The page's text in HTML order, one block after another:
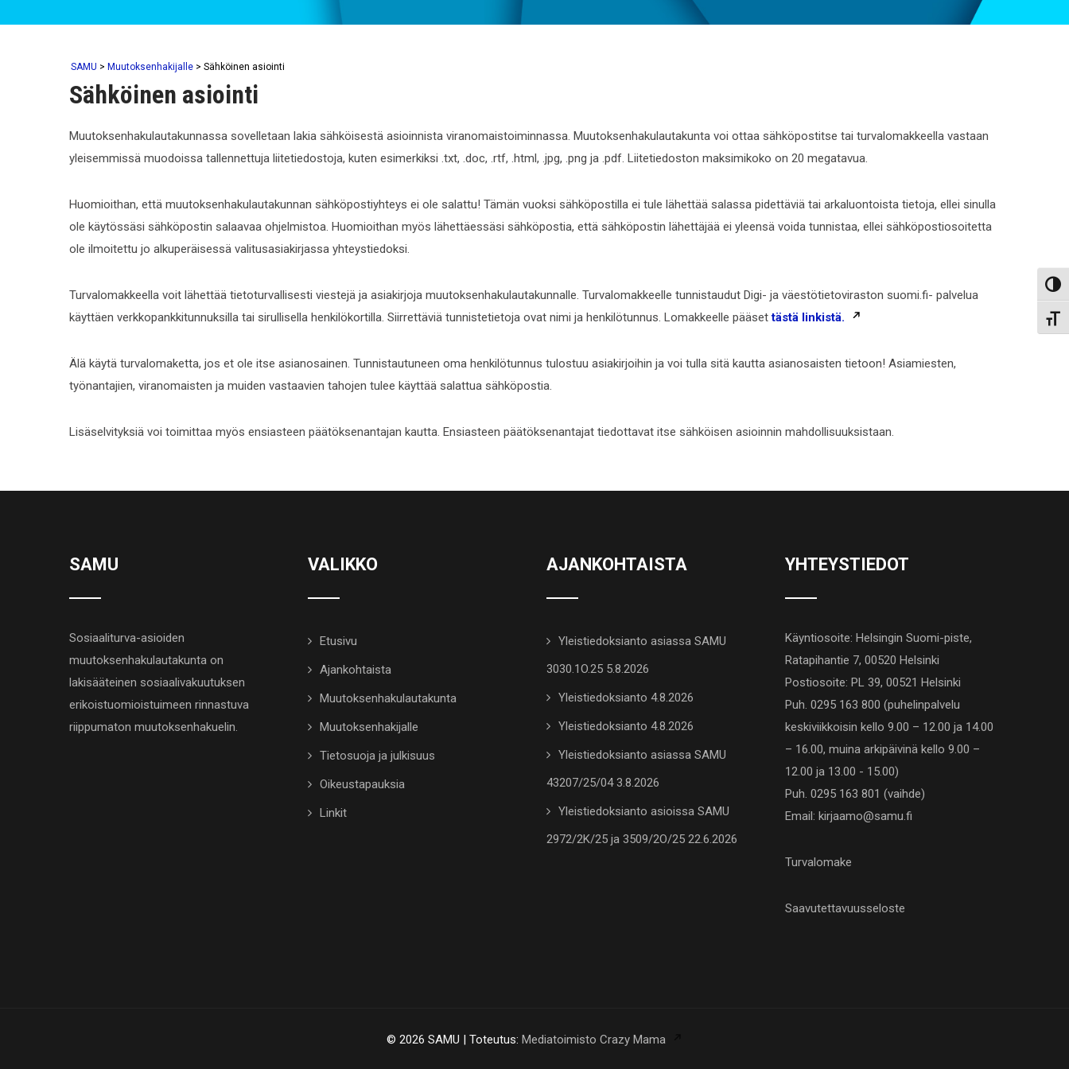
SAMU > Muutoksenhakijalle > Sähköinen asiointi
Sähköinen asiointi
Muutoksenhakulautakunnassa sovelletaan lakia sähköisestä asioinnista viranomaistoiminnassa. Muutoksenhakulautakunta voi ottaa sähköpostitse tai turvalomakkeella vastaan
yleisemmissä muodoissa tallennettuja liitetiedostoja, kuten esimerkiksi .txt, .doc, .rtf, .html, .jpg, .png ja .pdf. Liitetiedoston maksimikoko on 20 megatavua.
Huomioithan, että muutoksenhakulautakunnan sähköpostiyhteys ei ole salattu! Tämän vuoksi sähköpostilla ei tule lähettää salassa pidettäviä tai arkaluontoista tietoja, ellei sinulla
ole käytössäsi sähköpostin salaavaa ohjelmistoa. Huomioithan myös lähettäessäsi sähköpostia, että sähköpostin lähettäjää ei yleensä voida tunnistaa, ellei sähköpostiosoitetta
ole ilmoitettu jo alkuperäisessä valitusasiakirjassa yhteystiedoksi.
Turvalomakkeella voit lähettää tietoturvallisesti viestejä ja asiakirjoja muutoksenhakulautakunnalle. Turvalomakkeelle tunnistaudut Digi- ja väestötietoviraston suomi.fi- palvelua
käyttäen verkkopankkitunnuksilla tai sirullisella henkilökortilla. Siirrettäviä tunnistetietoja ovat nimi ja henkilötunnus. Lomakkeelle pääsettästä linkistä.
Älä käytä turvalomaketta, jos et ole itse asianosainen. Tunnistautuneen oma henkilötunnus tulostuu asiakirjoihin ja voi tulla sitä kautta asianosaisten tietoon! Asiamiesten,
työnantajien, viranomaisten ja muiden vastaavien tahojen tulee käyttää salattua sähköpostia.
Lisäselvityksiä voi toimittaa myös ensiasteen päätöksenantajan kautta. Ensiasteen päätöksenantajat tiedottavat itse sähköisen asioinnin mahdollisuuksistaan.
SAMU
Sosiaaliturva-asioiden
muutoksenhakulautakunta on
lakisääteinen sosiaalivakuutuksen
erikoistuomioistuimeen rinnastuva
riippumaton muutoksenhakuelin.
VALIKKO
Etusivu
Ajankohtaista
Muutoksenhakulautakunta
Muutoksenhakijalle
Tietosuoja ja julkisuus
Oikeustapauksia
Linkit
AJANKOHTAISTA
Yleistiedoksianto asiassa SAMU
3030.1O.25 5.8.2026
Yleistiedoksianto 4.8.2026
Yleistiedoksianto 4.8.2026
Yleistiedoksianto asiassa SAMU
43207/25/04 3.8.2026
Yleistiedoksianto asioissa SAMU
2972/2K/25 ja 3509/2O/25 22.6.2026
YHTEYSTIEDOT
Käyntiosoite: Helsingin Suomi-piste,
Ratapihantie 7, 00520 Helsinki
Postiosoite: PL 39, 00521 Helsinki
Puh. 0295 163 800 (puhelinpalvelu
keskiviikkoisin kello 9.00 – 12.00 ja 14.00
– 16.00, muina arkipäivinä kello 9.00 –
12.00 ja 13.00 - 15.00)
Puh. 0295 163 801 (vaihde)
Email: kirjaamo@samu.fi
Turvalomake
Saavutettavuusseloste
© 2026 SAMU | Toteutus: Mediatoimisto Crazy Mama